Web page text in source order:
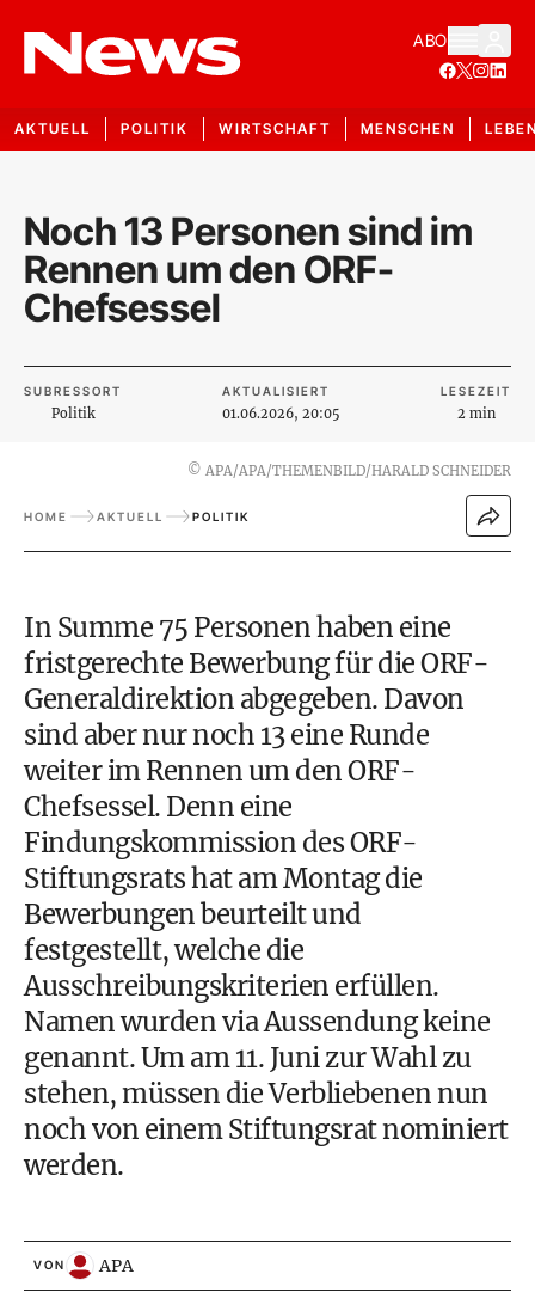
ABO
AKTUELL POLITIK WIRTSCHAFT MENSCHEN
Noch 13 Personen sind im
Rennen um den ORF-
Chefsessel
SUBRESSORT
Politik
AKTUALISIERT
01.06.2026, 20:05
LESEZEIT
2 min
© APA/APA/THEMENBILD/HARALD SCHNEIDER
HOME AKTUELL POLITIK
In Summe 75 Personen haben eine
fristgerechte Bewerbung für die ORF-
Generaldirektion abgegeben. Davon
sind aber nur noch 13 eine Runde
weiter im Rennen um den ORF-
Chefsessel. Denn eine
Findungskommission des ORF-
Stiftungsrats hat am Montag die
Bewerbungen beurteilt und
festgestellt, welche die
Ausschreibungskriterien erfüllen.
Namen wurden via Aussendung keine
genannt. Um am 11. Juni zur Wahl zu
stehen, müssen die Verbliebenen nun
noch von einem Stiftungsrat nominiert
werden.
VON APA